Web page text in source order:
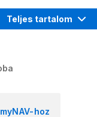
Teljes tartalom
hoz